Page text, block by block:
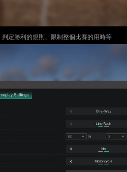
定勝利的規則、限制整個比賽的用時等